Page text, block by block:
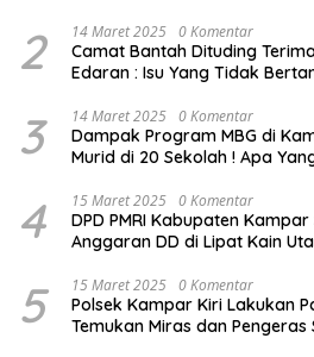
2 14 Maret 2025 0 Komentar
Camat Bantah Dituding
Edaran : Isu Yang Tidak
3 14 Maret 2025 0 Komentar
Dampak Program MBG di
Murid di 20 Sekolah ! Apa
4 15 Maret 2025 0 Komentar
DPD PMRI Kabupaten
Anggaran DD di Lipat Kain
5 15 Maret 2025 0 Komentar
Polsek Kampar Kiri Lakukan
Temukan Miras dan Pengeras